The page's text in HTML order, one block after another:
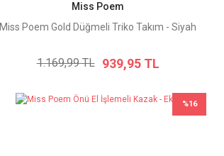
Miss Poem
Miss Poem Gold Düğmeli Triko Takım - Siyah
1.169,99 TL 939,95 TL
%16